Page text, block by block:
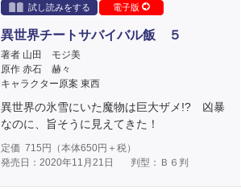
試し読みをする
電子版
異世界チートサバイバル飯 ５
著者 山田 モジ美
原作 赤石 赫々
キャラクター原案 東西
異世界の氷雪にいた魔物は巨大ザメ!? 凶暴
なのに、旨そうに見えてきた！
定価 715 円（本体650円＋税）
発売日：2020年11月21日
判型：Ｂ６判